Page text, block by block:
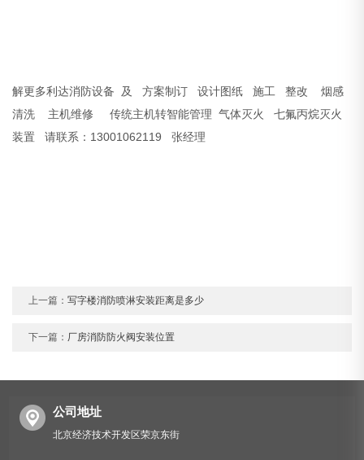
解更多利达消防设备 及 方案制订 设计图纸 施工 整改 烟感
清洗 主机维修 传统主机转智能管理 气体灭火 七氟丙烷灭火
装置 请联系：13001062119 张经理
上一篇：写字楼消防喷淋安装距离是多少
下一篇： 厂房消防防火阀安装位置
公司地址
北京经济技术开发区荣京东街